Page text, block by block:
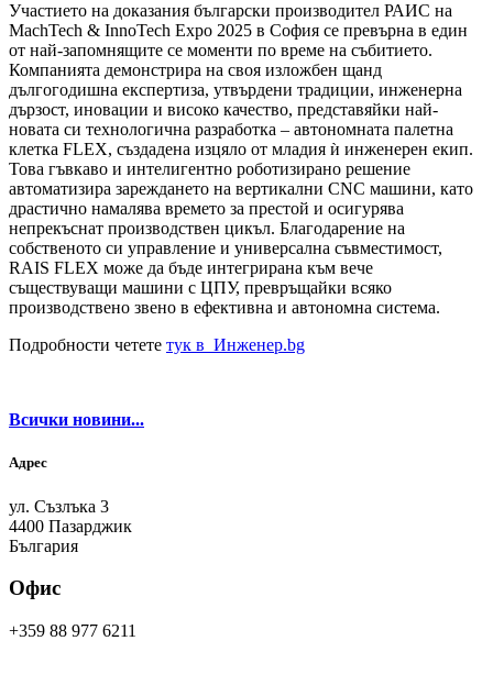
Участието на доказания български производител РАИС на
MachTech & InnoTech Expo 2025 в София се превърна в един
от най-запомнящите се моменти по време на събитието.
Компанията демонстрира на своя изложбен щанд
дългогодишна експертиза, утвърдени традиции, инженерна
дързост, иновации и високо качество, представяйки най-
новата си технологична разработка – автономната палетна
клетка FLEX, създадена изцяло от младия ѝ инженерен екип.
Това гъвкаво и интелигентно роботизирано решение
автоматизира зареждането на вертикални CNC машини, като
драстично намалява времето за престой и осигурява
непрекъснат производствен цикъл. Благодарение на
собственото си управление и универсална съвместимост,
RAIS FLEX може да бъде интегрирана към вече
съществуващи машини с ЦПУ, превръщайки всяко
производствено звено в ефективна и автономна система.
Подробности четете тук в Инженер.bg
Всички новини...
Адрес
ул. Съзлъка 3
4400 Пазарджик
България
Офис
+359 88 977 6211